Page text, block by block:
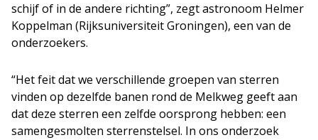
schijf of in de andere richting”, zegt astronoom Helmer
Koppelman (Rijksuniversiteit Groningen), een van de
onderzoekers.
“Het feit dat we verschillende groepen van sterren
vinden op dezelfde banen rond de Melkweg geeft aan
dat deze sterren een zelfde oorsprong hebben: een
samengesmolten sterrenstelsel. In ons onderzoek